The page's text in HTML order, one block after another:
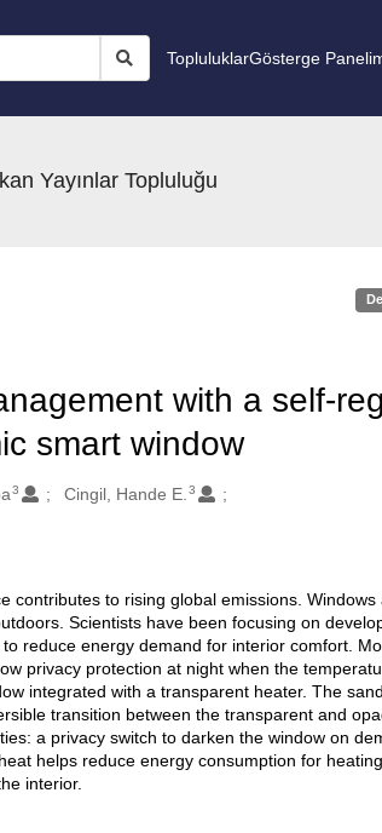
TopluluklarGösterge
Yayınlar Topluluğu
with a self-
smart window
3 Cingil, Hande E. 3
to rising global emissions.
Scientists have been focusing on
reduce energy demand for interior comfort.
privacy protection at night when the
integrated with a transparent heater. The
transition between the transparent and
a privacy switch to darken the window on
helps reduce energy consumption for
interior.